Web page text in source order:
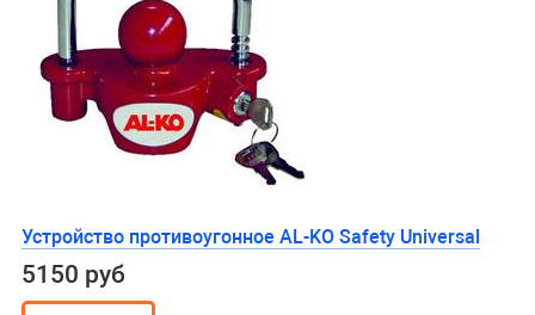
Устройство противоугонное AL-KO Safety Universal
5150 руб